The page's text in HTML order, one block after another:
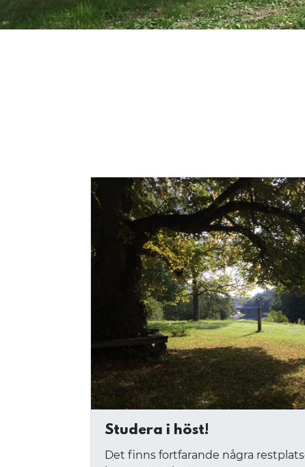
Studera i höst!
Det finns fortfarande några